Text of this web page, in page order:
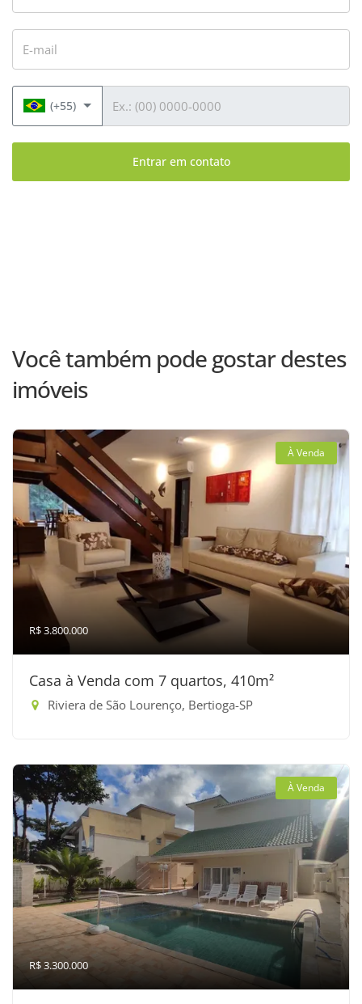
(+55)
Entrar em contato
Você também pode gostar destes
imóveis
À Venda
R$ 3.800.000
Casa à Venda com 7 quartos, 410m²
Riviera de São Lourenço, Bertioga-SP
À Venda
R$ 3.300.000